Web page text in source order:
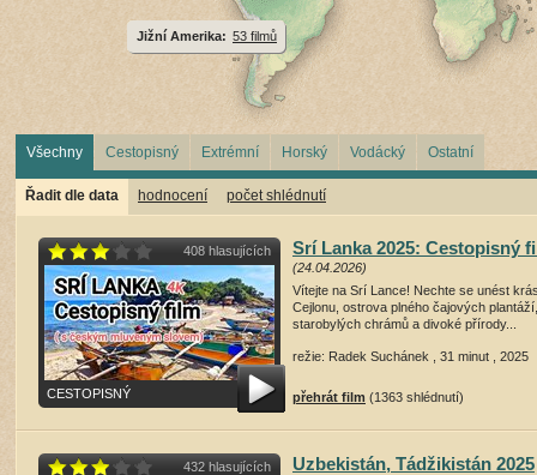
Jižní Amerika: 53 filmů
Všechny Cestopisný Extrémní Horský Vodácký Ostatní
Řadit dle data hodnocení počet shlédnutí
408 hlasujících
CESTOPISNÝ
Srí Lanka 2025: Cestopisný
(24.04.2026)
Vítejte na Srí Lance! Nechte se unést
Cejlonu, ostrova plného čajových plantáží,
starobylých chrámů a divoké přírody...
režie: Radek Suchánek , 31 minut , 2025
přehrát film (1363 shlédnutí)
432 hlasujících Uzbekistán, Tádžikistán 2025